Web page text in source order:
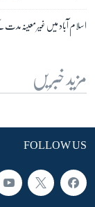
اسلام آباد میں غیر معینہ
مزید خبریں
FOLLOW US